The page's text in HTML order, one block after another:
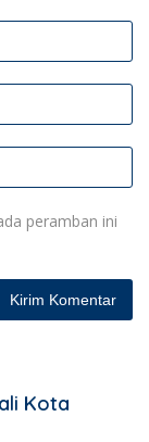
peramban ini
Kota